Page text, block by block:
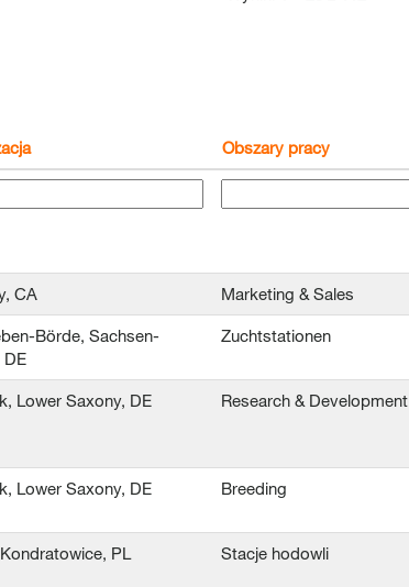
Obszary pracy
CA Marketing & Sales
Börde, Sachsen-
DE
Zuchtstationen
Lower Saxony, DE Research & Development
Lower Saxony, DE Breeding
PL Stacje hodowli